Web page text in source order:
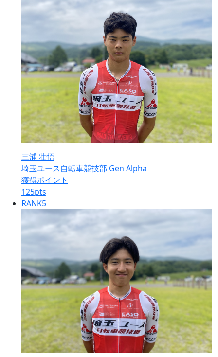
三浦 壮悟
埼玉ユース自転車競技部 Gen Alpha
獲得ポイント
125pts
RANK5